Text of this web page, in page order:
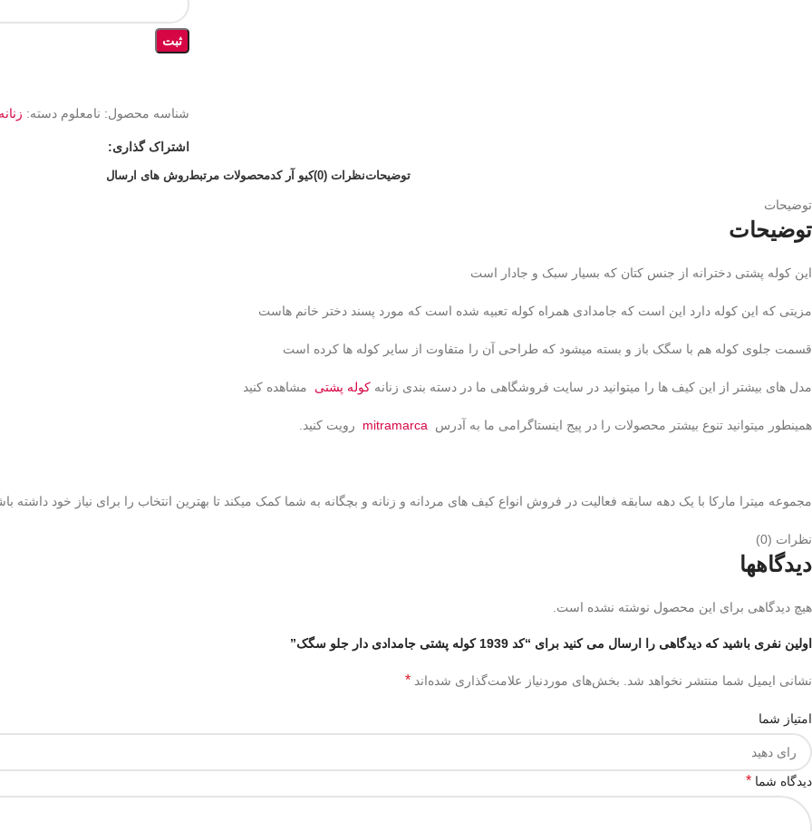
ثبت
شناسه محصول: نامعلوم دسته:
اشتراک گذاری:
توضیحاتنظرات (0) کیو آر کدمحصولات مرتبطروش های ارسال
توضیحات
توضیحات
این کوله پشتی دخترانه از جنس کتان که بسیار سبک و جادار است
مزیتی که این کوله دارد این است که جامدادی همراه کوله تعبیه شده است که مورد پسند دختر خانم هاست
قسمت جلوی کوله هم با سگک باز و بسته میشود که طراحی آن را متفاوت از سایر کوله ها کرده است
مدل های بیشتر از این کیف ها را میتوانید در سایت فروشگاهی ما در دسته بندی زنانه کوله پشتی مشاهده کنید
همینطور میتوانید تنوع بیشتر محصولات را در پیج اینستاگرامی ما به آدرس mitramarca رویت کنید.
مجموعه میترا مارکا با یک دهه سابقه فعالیت در فروش انواع کیف های مردانه و زنانه و بچگانه به شما کمک میکند تا بهترین انتخاب را برای نیاز خود داشته
نظرات (0)
دیدگاهها
هیچ دیدگاهی برای این محصول نوشته نشده است.
اولین نفری باشید که دیدگاهی را ارسال می کنید برای “کد 1939 کوله پشتی جامدادی دار جلو سگک”
نشانی ایمیل شما منتشر نخواهد شد. بخش‌های موردنیاز علامت‌گذاری شده‌اند *
امتیاز شما
دیدگاه شما *